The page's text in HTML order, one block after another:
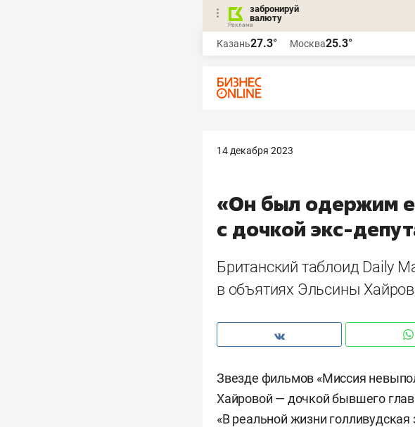
забронируй
валюту
Казань27.3° Москва25.3°
14 декабря 2023
«Он был одержим
с дочкой экс-
Британский таблоид Daily
в объятиях Эльсины
Звезде фильмов «Миссия
Хайровой — дочкой бывшего
«В реальной жизни